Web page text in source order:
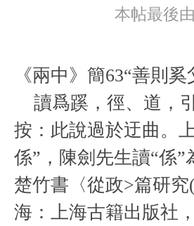
本帖最後
《兩中》簡63“善則
讀爲蹊，徑、道，
按：此說過於迂曲。
係”，陳劍先生讀“係
楚竹書〈從政>篇研
海：上海古籍出版社